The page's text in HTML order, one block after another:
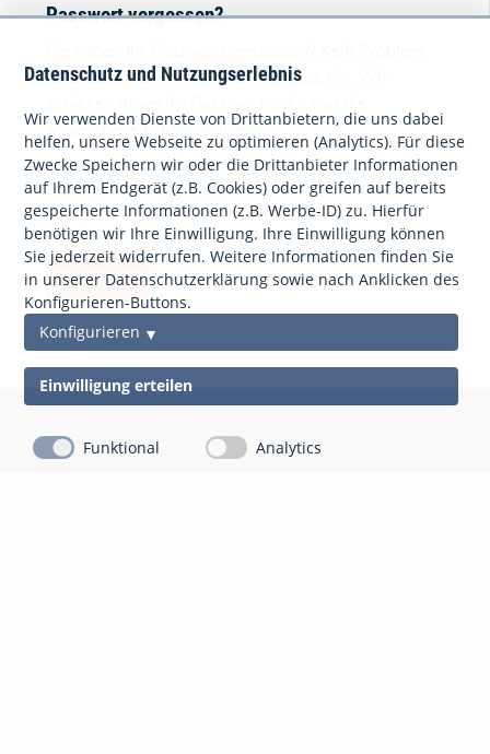
Passwort vergessen?
Bitte geben Sie Ihre E-Mail-Adresse ein. Wir
angegebene E-Mail-Adresse.
Ihre E-Mail
anfordern
Datenschutz und Nutzungserlebnis
Wir verwenden Dienste von Drittanbietern, die uns dabei
helfen, unsere Webseite zu optimieren (Analytics). Für diese
Zwecke Speichern wir oder die Drittanbieter Informationen
auf Ihrem Endgerät (z.B. Cookies) oder greifen auf bereits
gespeicherte Informationen (z.B. Werbe-ID) zu. Hierfür
benötigen wir Ihre Einwilligung. Ihre Einwilligung können
Sie jederzeit widerrufen. Weitere Informationen finden Sie
in unserer Datenschutzerklärung sowie nach Anklicken des
Konfigurieren-Buttons.
Konfigurieren
Einwilligung erteilen
Funktional Analytics